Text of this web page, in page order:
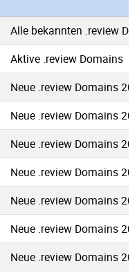
Alle bekannten .review
Aktive .review Domains
Neue .review Domains
Neue .review Domains
Neue .review Domains
Neue .review Domains
Neue .review Domains
Neue .review Domains
Neue .review Domains